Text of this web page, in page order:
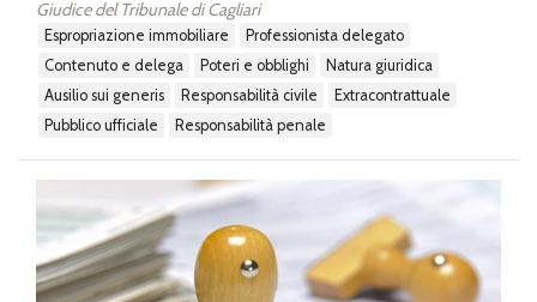
Giudice del Tribunale di Cagliari
espropriazione immobiliare
professionista delegato
contenuto e delega
poteri e obblighi
natura giuridica
ausilio sui generis
responsabilità civile
extracontrattuale
pubblico ufficiale
responsabilità penale